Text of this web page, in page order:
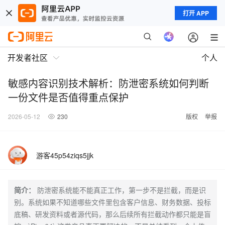
打开 APP
开发者社区 个人
敏感内容识别技术解析：防泄密系统如何判断
一份文件是否值得重点保护
2026-05-12 230 版权 举报
游客45p54ziqs5jjk
简介：
防泄密系统能不能真正工作，第一步不是拦截，而是识
别。系统如果不知道哪些文件里包含客户信息、财务数据、投标
底稿、研发资料或者源代码，那么后续所有拦截动作都只能是盲